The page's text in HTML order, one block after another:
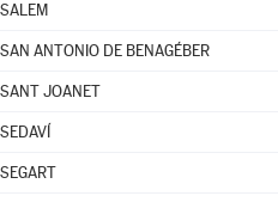
SALEM
SAN ANTONIO DE BENAGÉBER
SANT JOANET
SEDAVÍ
SEGART